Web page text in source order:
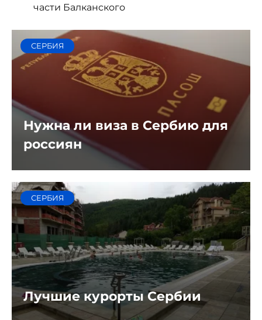
части Балканского
СЕРБИЯ
Нужна ли виза в Сербию для
россиян
СЕРБИЯ
Лучшие курорты Сербии